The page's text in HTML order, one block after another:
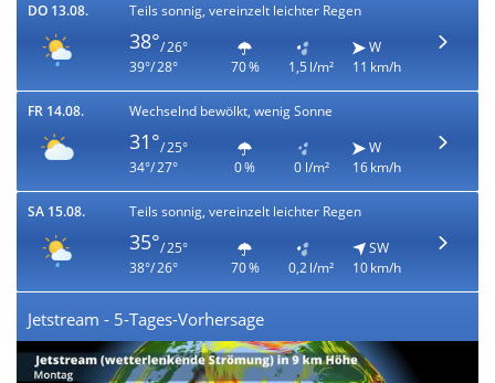
DO 13.08. Teils sonnig, vereinzelt leichter Regen
38°/ 26°
39°/ 28°
70 % 1,5 l/m²
W
11 km/h
FR 14.08. Wechselnd bewölkt, wenig Sonne
31°/ 25°
34°/ 27°
0 % 0 l/m²
W
16 km/h
SA 15.08. Teils sonnig, vereinzelt leichter Regen
35°/ 25°
38°/ 26°
70 % 0,2 l/m²
SW
10 km/h
Jetstream - 5-Tages-Vorhersage